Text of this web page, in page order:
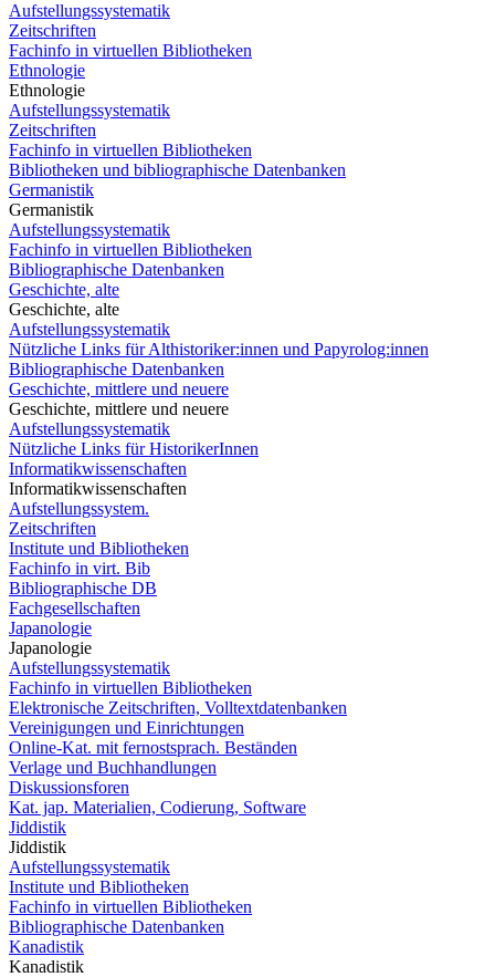
Aufstellungssystematik
Zeitschriften
Fachinfo in virtuellen Bibliotheken
Ethnologie
Ethnologie
Aufstellungssystematik
Zeitschriften
Fachinfo in virtuellen Bibliotheken
Bibliotheken und bibliographische Datenbanken
Germanistik
Germanistik
Aufstellungssystematik
Fachinfo in virtuellen Bibliotheken
Bibliographische Datenbanken
Geschichte, alte
Geschichte, alte
Aufstellungssystematik
Nützliche Links für Althistoriker:innen und Papyrolog:innen
Bibliographische Datenbanken
Geschichte, mittlere und neuere
Geschichte, mittlere und neuere
Aufstellungssystematik
Nützliche Links für HistorikerInnen
Informatikwissenschaften
Informatikwissenschaften
Aufstellungssystem.
Zeitschriften
Institute und Bibliotheken
Fachinfo in virt. Bib
Bibliographische DB
Fachgesellschaften
Japanologie
Japanologie
Aufstellungssystematik
Fachinfo in virtuellen Bibliotheken
Elektronische Zeitschriften, Volltextdatenbanken
Vereinigungen und Einrichtungen
Online-Kat. mit fernostsprach. Beständen
Verlage und Buchhandlungen
Diskussionsforen
Kat. jap. Materialien, Codierung, Software
Jiddistik
Jiddistik
Aufstellungssystematik
Institute und Bibliotheken
Fachinfo in virtuellen Bibliotheken
Bibliographische Datenbanken
Kanadistik
Kanadistik